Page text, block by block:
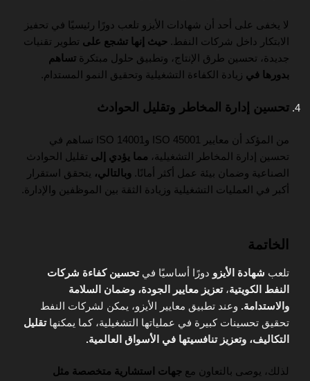
لا يخفى على أحد أن شهادات الأيزو تلعب دورًا رئيسيًا في تحفيز
الابتكار داخل شركات النفط. حيث إنها تشجع على تطوير تقنيات
جديدة، تحسين طرق الإنتاج، وتطبيق حلول مبتكرة تساهم
بدورها في زيادة الكفاءة التشغيلية وتحقيق النمو المستدام.
تحسين إدارة المخاطر وتقليل الحوادث
من المؤكد أن معايير ISO 45001 وISO 14001 تساهم في
تحسين إدارة المخاطر التشغيلية، مما يؤدي إلى تقليل الحوادث
الصناعية وضمان بيئة عمل أكثر أمانًا. وبالتالي، يتحقق استقرار
أكبر في العمليات التشغيلية وزيادة الثقة بين الموظفين والإدارة.
الخاتمة
تلعب شهادة الأيزو دورًا أساسيًا فيتحسين كفاءة شركات
النفط الكويتية،تعزيز معايير الجودة، وضمان السلامة
والاستدامة. وعند تطبيق معايير الأيزو، يمكن لشركات النفط
تحقيق تحسينات كبيرة في عملياتها التشغيلية، كما يمكنهاتقليل
التكاليف، وتعزيز تنافسيتها في الأسواق العالمية.
لذلك، يوصى بالتعاون مع جهات استشارية متخصصة مثل